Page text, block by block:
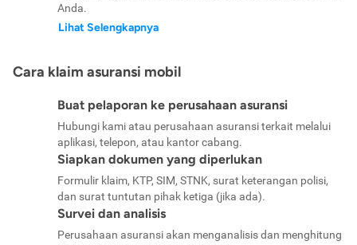
Anda.
Lihat Selengkapnya
Cara klaim asuransi mobil
Buat pelaporan ke perusahaan asuransi
Hubungi kami atau perusahaan asuransi terkait melalui
aplikasi, telepon, atau kantor cabang.
Siapkan dokumen yang diperlukan
Formulir klaim, KTP, SIM, STNK, surat keterangan polisi,
dan surat tuntutan pihak ketiga (jika ada).
Survei dan analisis
Perusahaan asuransi akan menganalisis dan menghitung